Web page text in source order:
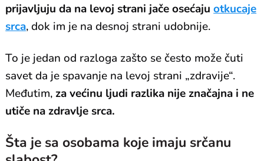
prijavljuju da na levoj strani jače osećajuotkucaje
srca, dok im je na desnoj strani udobnije.
To je jedan od razloga zašto se često može čuti
savet da je spavanje na levoj strani „zdravije“.
Međutim,za većinu ljudi razlika nije značajna i ne
utiče na zdravlje srca.
Šta je sa osobama koje imaju srčanu